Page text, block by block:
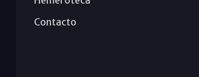
Contacto